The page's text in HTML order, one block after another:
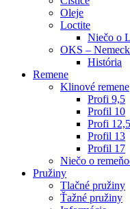
Oleje
Loctite
Niečo o
OKS –
História
Remene
Klinové remene
Profi 9,5
Profil 10
Profi 12,5
Profil 13
Profil 17
Niečo o
Pružiny
Tlačné pružiny
Ťažné pružiny